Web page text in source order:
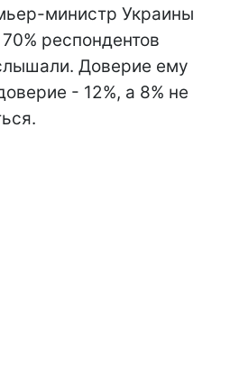
министр Украины
респондентов
Доверие ему
- 12%, а 8% не